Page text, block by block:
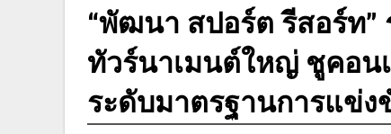
“พัฒนา สปอร์ต รีสอร์ท”
ทัวร์นาเมนต์ใหญ่ ชูคอน
ระดับมาตรฐานการแข่